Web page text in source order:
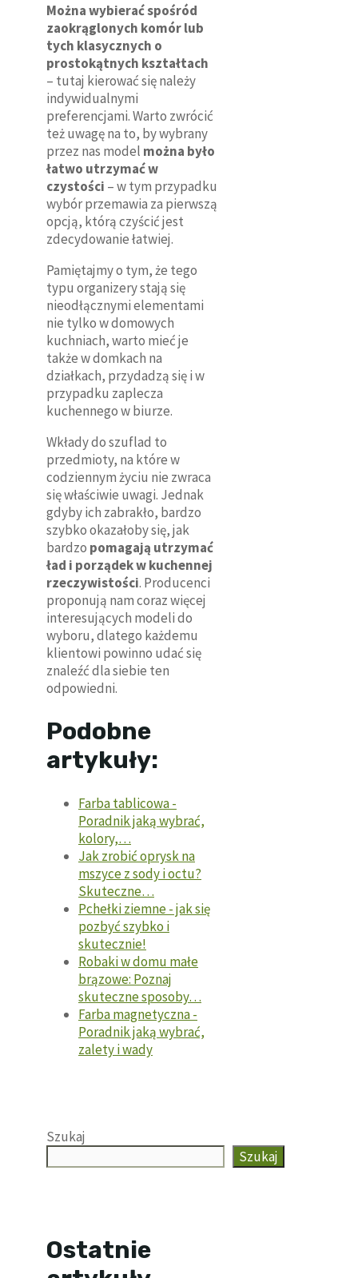
Można wybierać spośród
zaokrąglonych komór lub
tych klasycznych o
prostokątnych kształtach
– tutaj kierować się należy
indywidualnymi
preferencjami. Warto zwrócić
też uwagę na to, by wybrany
przez nas model można było
łatwo utrzymać w
czystości – w tym przypadku
wybór przemawia za pierwszą
opcją, którą czyścić jest
zdecydowanie łatwiej.
Pamiętajmy o tym, że tego
typu organizery stają się
nieodłącznymi elementami
nie tylko w domowych
kuchniach, warto mieć je
także w domkach na
działkach, przydadzą się i w
przypadku zaplecza
kuchennego w biurze.
Wkłady do szuflad to
przedmioty, na które w
codziennym życiu nie zwraca
się właściwie uwagi. Jednak
gdyby ich zabrakło, bardzo
szybko okazałoby się, jak
bardzo pomagają utrzymać
ład i porządek w kuchennej
rzeczywistości. Producenci
proponują nam coraz więcej
interesujących modeli do
wyboru, dlatego każdemu
klientowi powinno udać się
znaleźć dla siebie ten
odpowiedni.
Podobne
artykuły:
Farba tablicowa -
Poradnik jaką wybrać,
kolory,…
Jak zrobić oprysk na
mszyce z sody i octu?
Skuteczne…
Pchełki ziemne - jak się
pozbyć szybko i
skutecznie!
Robaki w domu małe
brązowe: Poznaj
skuteczne sposoby…
Farba magnetyczna -
Poradnik jaką wybrać,
zalety i wady
Szukaj
Szukaj
Ostatnie